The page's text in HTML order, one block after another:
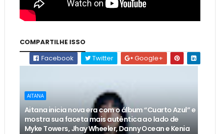
COMPARTILHE ISSO
Facebook
Twitter Google+
AITANA
Aitana inicia nova era com o álbum “Cuarto Azul” e
mostra sua faceta mais autêntica ao lado de
Myke Towers, Jhay Wheeler, Danny Ocean e Kenia